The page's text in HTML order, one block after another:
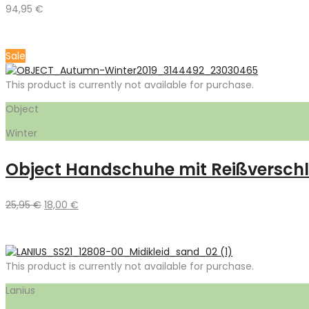
94,95 €
Sale
This product is currently not available for purchase.
Object
Winter
Object Handschuhe mit
25,95€ Ursprünglicher
25,95 €
18,00 €
18,00 €.
This product is currently not available for purchase.
Lanius